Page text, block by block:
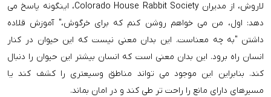
لاروش، از مدیران Colorado House Rabbit Society، اینگونه پاسخ می
دهد: اول، من می خواهم روشن كنم كه برای خرگوش،" آموزش قلاده
داشتن "به چه معناست. این بدان معنی نیست که این حیوان در کنار
انسان راه برود. این بدان معنی است که انسان بیشتر این حیوان را دنبال
کند. بنابراین این موجود می تواند مناطق وسیعتری را کشف کند یا
مسیرهای دارای مانع را راحت تر طی کند و در امان بماند.